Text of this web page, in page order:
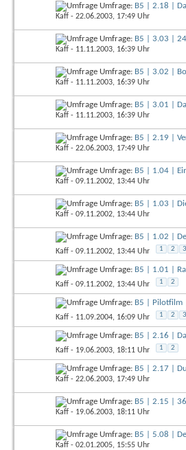
Umfrage: B5 | 2.18 |
Kaff - 22.06.2003, 17:49 Uhr
Umfrage: B5 | 3.03 | 24
Kaff - 11.11.2003, 16:39 Uhr
Umfrage: B5 | 3.02 |
Kaff - 11.11.2003, 16:39 Uhr
Umfrage: B5 | 3.01 |
Kaff - 11.11.2003, 16:39 Uhr
Umfrage: B5 | 2.19 |
Kaff - 22.06.2003, 17:49 Uhr
Umfrage: B5 | 1.04 |
Kaff - 09.11.2002, 13:44 Uhr
Umfrage: B5 | 1.03 |
Kaff - 09.11.2002, 13:44 Uhr
Umfrage: B5 | 1.02 |
Kaff - 09.11.2002, 13:44 Uhr 1 2 3
Umfrage: B5 | 1.01 |
Kaff - 09.11.2002, 13:44 Uhr 1 2
Umfrage: B5 | Pilotfilm
Kaff - 11.09.2004, 16:09 Uhr 1 2 3
Umfrage: B5 | 2.16 |
Kaff - 19.06.2003, 18:11 Uhr 1 2
Umfrage: B5 | 2.17 |
Kaff - 22.06.2003, 17:49 Uhr
Umfrage: B5 | 2.15 |
Kaff - 19.06.2003, 18:11 Uhr
Umfrage: B5 | 5.08 |
Kaff - 02.01.2005, 15:55 Uhr